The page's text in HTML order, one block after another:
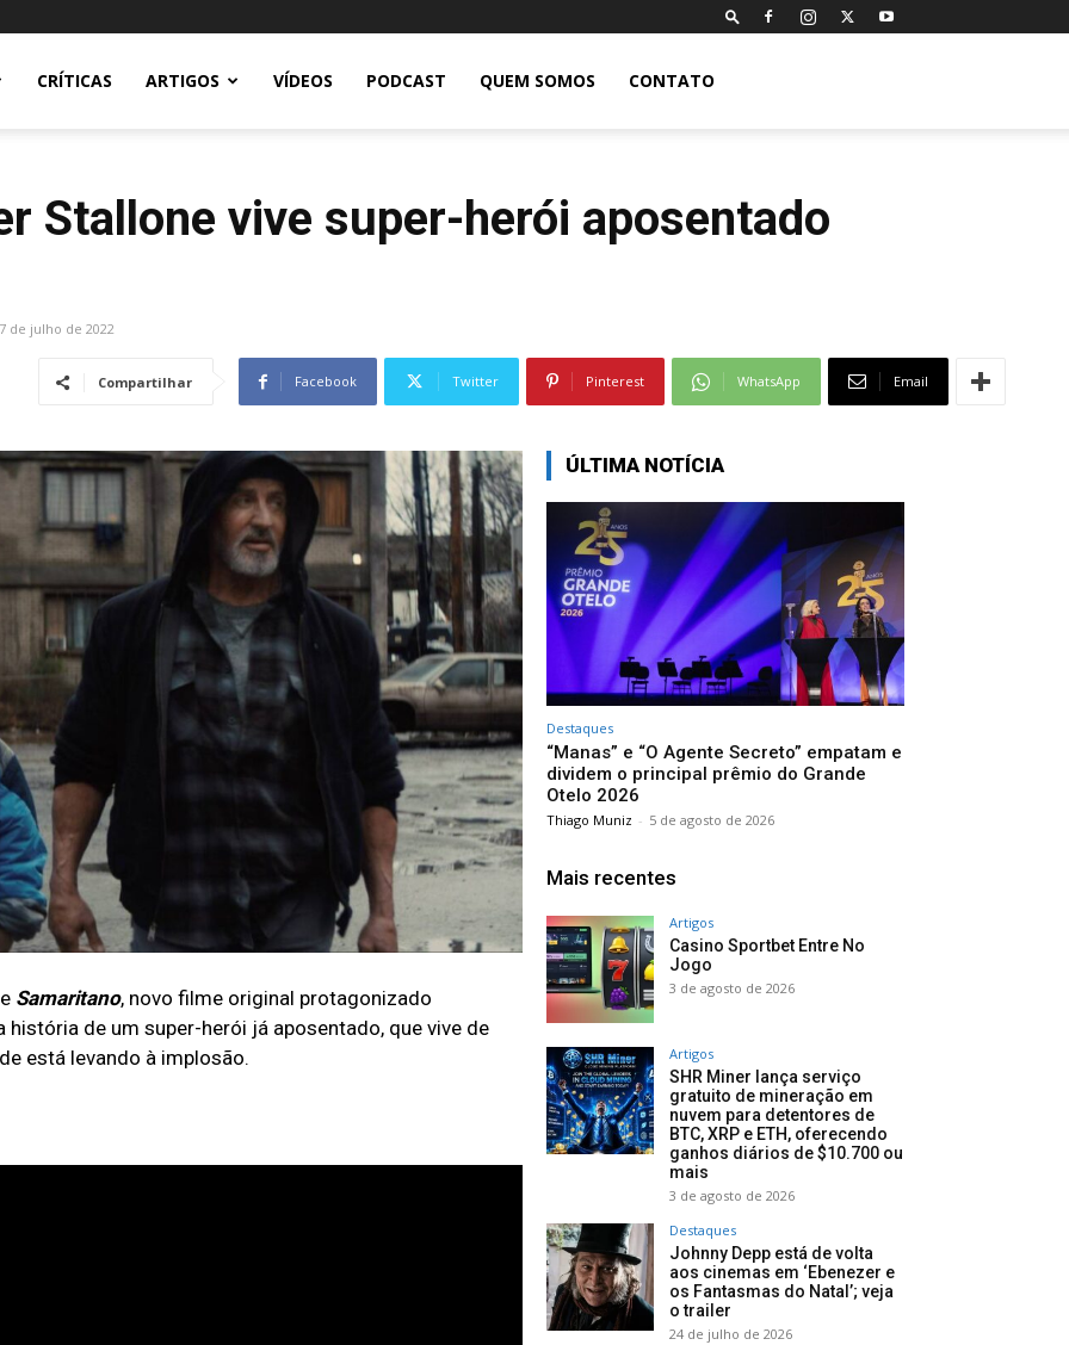
CRÍTICAS ARTIGOS VÍDEOS PODCAST QUEM SOMOS CONTATO
Stallone vive super-herói aposentado
de julho de 2022
Compartilhar Facebook Twitter Pinterest WhatsApp Email
Samaritano, novo filme original protagonizado
história de um super-herói já aposentado, que vive de
está levando à implosão.
ÚLTIMA NOTÍCIA
Destaques
“Manas” e “O Agente Secreto” empatam e
dividem o principal prêmio do Grande
Otelo 2026
Thiago Muniz - 5 de agosto de 2026
Mais recentes
Artigos
Casino Sportbet Entre No
Jogo
3 de agosto de 2026
Artigos
SHR Miner lança serviço
gratuito de mineração em
nuvem para detentores de
BTC, XRP e ETH, oferecendo
ganhos diários de $10.700 ou
mais
3 de agosto de 2026
Destaques
Johnny Depp está de volta
aos cinemas em ‘Ebenezer e
os Fantasmas do Natal’; veja
o trailer
24 de julho de 2026